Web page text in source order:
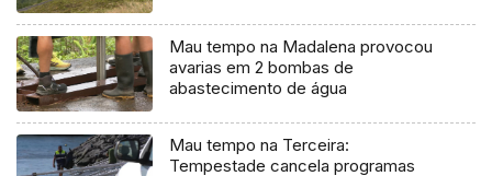
Mau tempo na Madalena provocou
avarias em 2 bombas de
abastecimento de água
Mau tempo na Terceira:
Tempestade cancela programas